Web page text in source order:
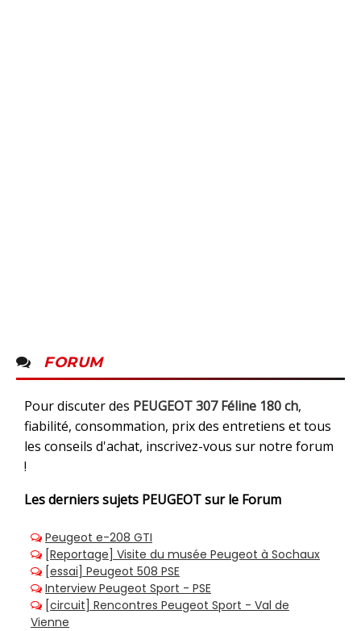
FORUM
Pour discuter des PEUGEOT 307 Féline 180 ch,
fiabilité, consommation, prix des entretiens et tous
les conseils d'achat, inscrivez-vous sur notre forum
!
Les derniers sujets PEUGEOT sur le Forum